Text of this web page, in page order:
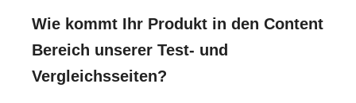
Wie kommt Ihr Produkt in den Content
Bereich unserer Test- und
Vergleichsseiten?